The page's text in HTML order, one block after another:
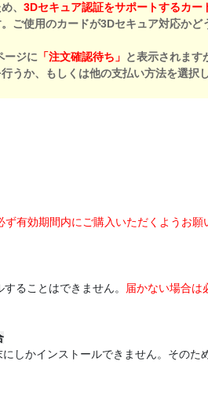
、 3Dセキュア認証をサポートするカー
ご使用のカードが3Dセキュア対応か
ージに 「注文確認待ち」 と表示されます
うか、もしくは他の支払い方法を選
ず有効期間内にご購入いただくようお願
ることはできません。 届かない場合は
しかインストールできません。その